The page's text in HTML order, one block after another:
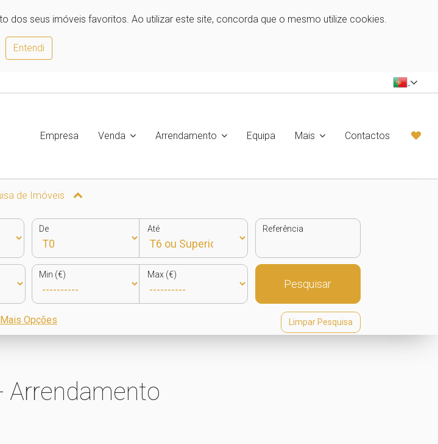
dos seus imóveis favoritos. Ao utilizar este site, concorda que o mesmo utilize cookies.
Entendi
Empresa Venda Arrendamento Equipa Mais Contactos
de Imóveis
De Até Referência
Min (€) Max (€)
Pesquisar
Mais Opções Limpar Pesquisa
Arrendamento